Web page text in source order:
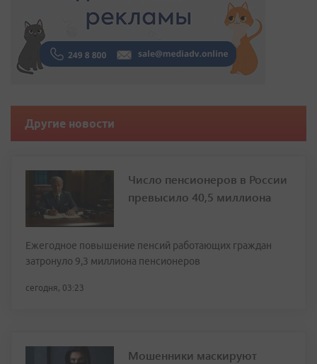
Другие новости
Число пенсионеров в России
превысило 40,5 миллиона
Ежегодное повышение пенсий работающих граждан
затронуло 9,3 миллиона пенсионеров
сегодня, 03:23
Мошенники маскируют